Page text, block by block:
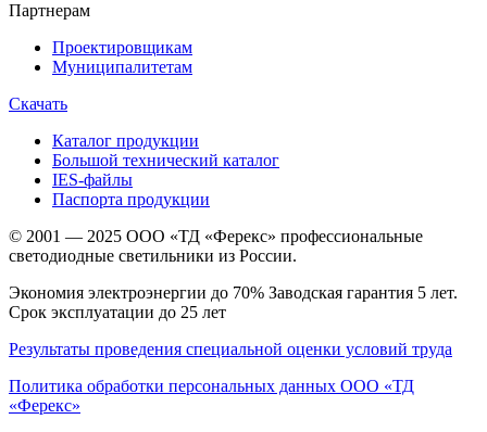
Партнерам
Проектировщикам
Муниципалитетам
Скачать
Каталог продукции
Большой технический каталог
IES-файлы
Паспорта продукции
© 2001 — 2025 ООО «ТД «Ферекс» профессиональные
светодиодные светильники из России.
Экономия электроэнергии до 70% Заводская гарантия 5 лет.
Срок эксплуатации до 25 лет
Результаты проведения специальной оценки условий труда
Политика обработки персональных данных ООО «ТД
«Ферекс»